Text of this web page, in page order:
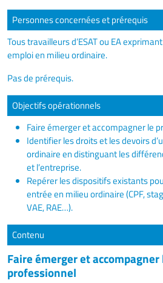
Personnes concernées et prérequis
Tous travailleurs d’ESAT ou EA
emploi en milieu ordinaire.
Pas de prérequis.
Objectifs opérationnels
Faire émerger et accompagner le
Identifier les droits et les devoirs
ordinaire en distinguant les
et l’entreprise.
Repérer les dispositifs existants
entrée en milieu ordinaire (CPF,
VAE, RAE…).
Contenu
Faire émerger et
professionnel